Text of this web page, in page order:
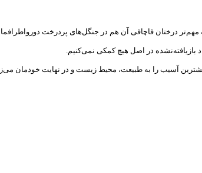
درختان قاچاقی آن هم در جنگل‌های پردرخت
بازیافته‌نشده در اصل هیچ کمکی نمی‌کنیم.
آسیب را به طبیعت، محیط ‌زیست و در نهایت خودمان